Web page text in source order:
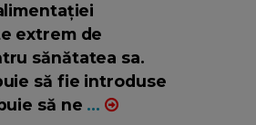
extrem de
sănătatea sa.
să fie introduse
să ne ...